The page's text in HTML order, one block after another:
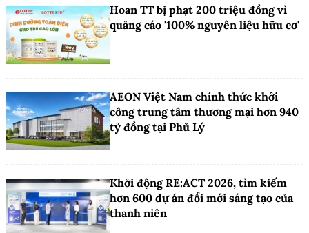
Hoan TT bị phạt 200 triệu đồng vì
quảng cáo '100% nguyên liệu hữu cơ'
AEON Việt Nam chính thức khởi
công trung tâm thương mại hơn 940
tỷ đồng tại Phủ Lý
Khởi động RE:ACT 2026, tìm kiếm
hơn 600 dự án đổi mới sáng tạo của
thanh niên